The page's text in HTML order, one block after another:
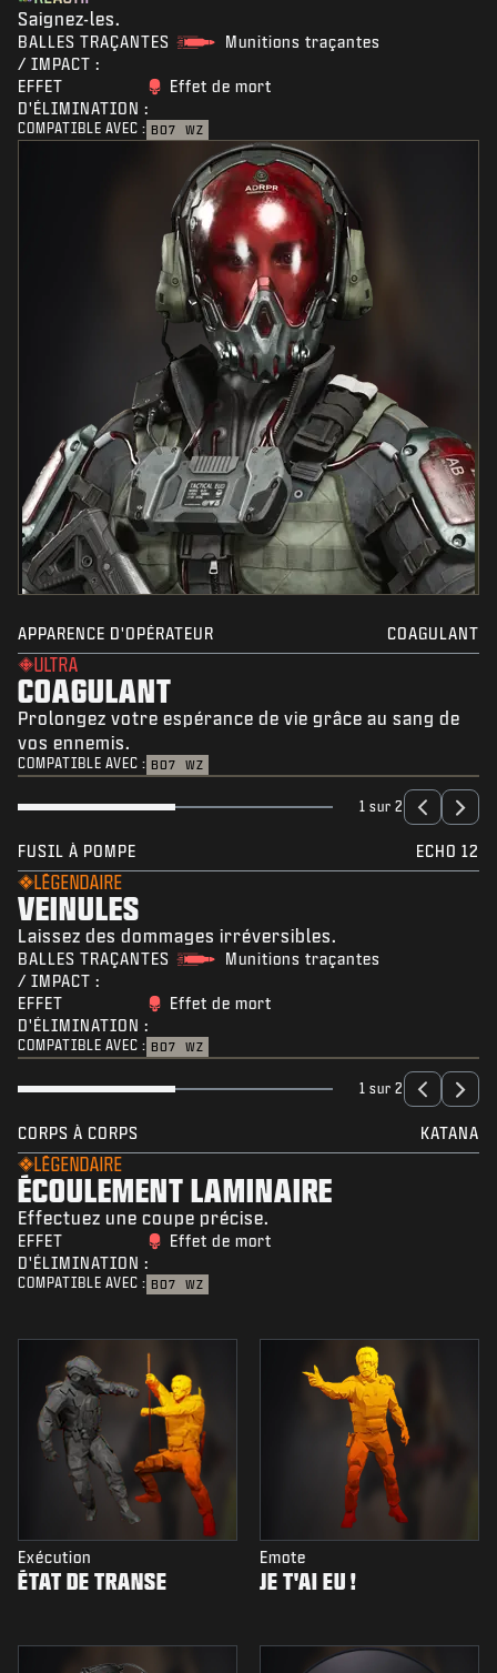
Saignez-les.
BALLES TRAÇANTES
/ IMPACT :
Munitions traçantes
EFFET
D'ÉLIMINATION :
Effet de mort
COMPATIBLE AVEC : BO7 WZ
APPARENCE D'OPÉRATEUR COAGULANT
ULTRA
COAGULANT
Prolongez votre espérance de vie grâce au sang de
vos ennemis.
COMPATIBLE AVEC : BO7 WZ
1 sur 2
FUSIL À POMPE ECHO 12
LÉGENDAIRE
VEINULES
Laissez des dommages irréversibles.
BALLES TRAÇANTES
/ IMPACT :
Munitions traçantes
EFFET
D'ÉLIMINATION :
Effet de mort
COMPATIBLE AVEC : BO7 WZ
1 sur 2
CORPS À CORPS KATANA
LÉGENDAIRE
ÉCOULEMENT LAMINAIRE
Effectuez une coupe précise.
EFFET
D'ÉLIMINATION :
Effet de mort
COMPATIBLE AVEC : BO7 WZ
Exécution
ÉTAT DE TRANSE
Emote
JE T'AI EU !